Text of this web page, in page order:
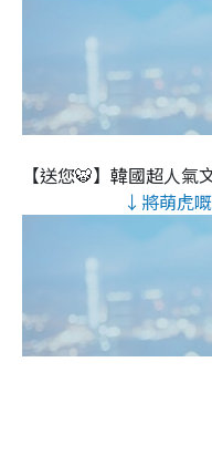
【送您🐯】韓國超人氣
↓將萌虎